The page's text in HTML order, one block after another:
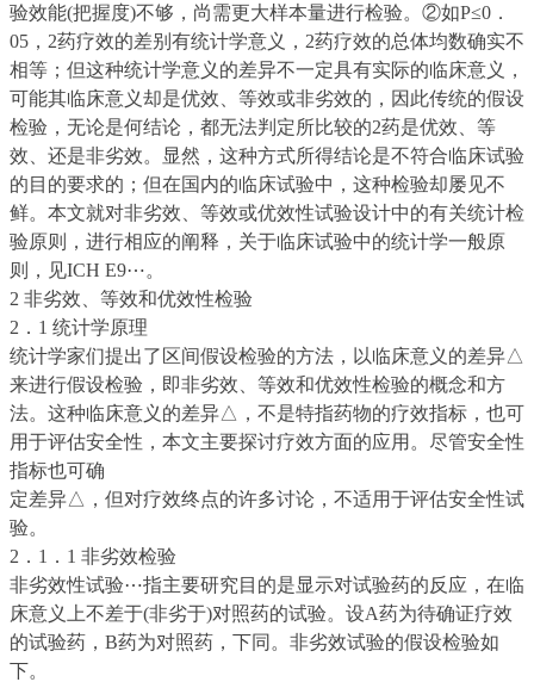
验效能(把握度)不够，尚需更大样本量进行检验。②如P≤0．
05，2药疗效的差别有统计学意义，2药疗效的总体均数确实不
相等；但这种统计学意义的差异不一定具有实际的临床意义，
可能其临床意义却是优效、等效或非劣效的，因此传统的假设
检验，无论是何结论，都无法判定所比较的2药是优效、等
效、还是非劣效。显然，这种方式所得结论是不符合临床试验
的目的要求的；但在国内的临床试验中，这种检验却屡见不
鲜。本文就对非劣效、等效或优效性试验设计中的有关统计检
验原则，进行相应的阐释，关于临床试验中的统计学一般原
则，见ICH E9⋯。
2 非劣效、等效和优效性检验
2．1 统计学原理
统计学家们提出了区间假设检验的方法，以临床意义的差异△
来进行假设检验，即非劣效、等效和优效性检验的概念和方
法。这种临床意义的差异△，不是特指药物的疗效指标，也可
用于评估安全性，本文主要探讨疗效方面的应用。尽管安全性
指标也可确
定差异△，但对疗效终点的许多讨论，不适用于评估安全性试
验。
2．1．1 非劣效检验
非劣效性试验⋯指主要研究目的是显示对试验药的反应，在临
床意义上不差于(非劣于)对照药的试验。设A药为待确证疗效
的试验药，B药为对照药，下同。非劣效试验的假设检验如
下。